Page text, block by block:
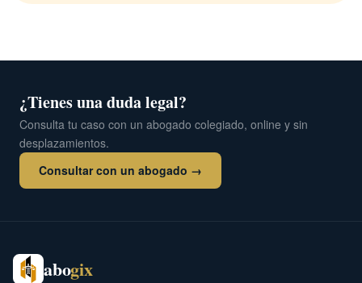
¿Tienes una duda legal?
Consulta tu caso con un abogado colegiado, online y sin
desplazamientos.
Consultar con un abogado →
abogix